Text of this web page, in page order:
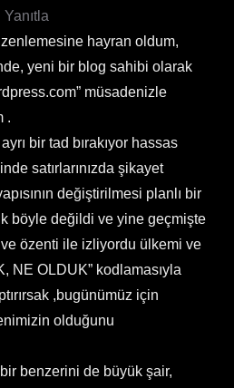
Yanıtla
hayran oldum,
yeni bir blog sahibi olarak
müsadenizle
.
bir tad bırakıyor hassas
satırlarınızda şikayet
değiştirilmesi planlı bir
böyle değildi ve yine geçmişte
özenti ile izliyordu ülkemi ve
NE OLDUK” kodlamasıyla
,bugünümüz için
olduğunu
benzerini de büyük şair,